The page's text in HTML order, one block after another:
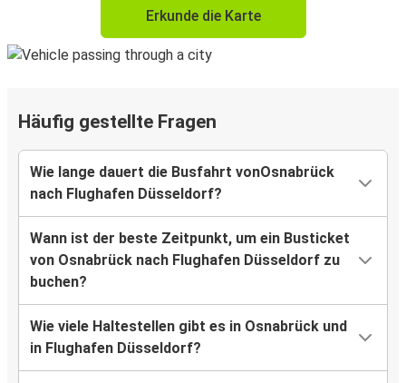
Erkunde die Karte
Häufig gestellte Fragen
Wie lange dauert die Busfahrt vonOsnabrück
nach Flughafen Düsseldorf?
Wann ist der beste Zeitpunkt, um ein Busticket
von Osnabrück nach Flughafen Düsseldorf zu
buchen?
Wie viele Haltestellen gibt es in Osnabrück und
in Flughafen Düsseldorf?